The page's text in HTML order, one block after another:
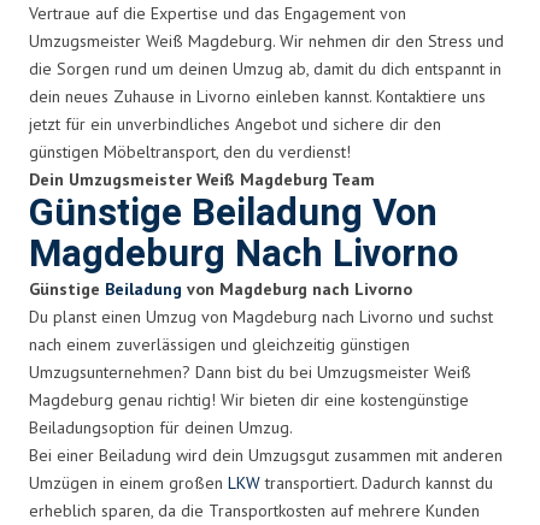
Vertraue auf die Expertise und das Engagement von
Umzugsmeister Weiß Magdeburg. Wir nehmen dir den Stress und
die Sorgen rund um deinen Umzug ab, damit du dich entspannt in
dein neues Zuhause in Livorno einleben kannst. Kontaktiere uns
jetzt für ein unverbindliches Angebot und sichere dir den
günstigen Möbeltransport, den du verdienst!
Dein Umzugsmeister Weiß Magdeburg Team
Günstige Beiladung Von
Magdeburg Nach Livorno
Günstige Beiladung von Magdeburg nach Livorno
Du planst einen Umzug von Magdeburg nach Livorno und suchst
nach einem zuverlässigen und gleichzeitig günstigen
Umzugsunternehmen? Dann bist du bei Umzugsmeister Weiß
Magdeburg genau richtig! Wir bieten dir eine kostengünstige
Beiladungsoption für deinen Umzug.
Bei einer Beiladung wird dein Umzugsgut zusammen mit anderen
Umzügen in einem großen LKWtransportiert. Dadurch kannst du
erheblich sparen, da die Transportkosten auf mehrere Kunden